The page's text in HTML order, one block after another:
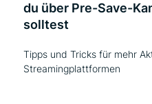
du über Pre-Save-
solltest
Tipps und Tricks für mehr
Streamingplattformen